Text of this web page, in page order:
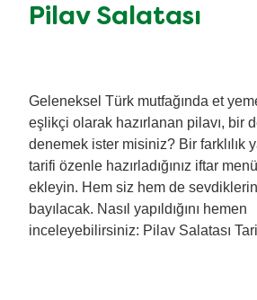
Pilav Salatası
Geleneksel Türk mutfağında et
eşlikçi olarak hazırlanan pilavı, bir
denemek ister misiniz? Bir farklılık
tarifi özenle hazırladığınız iftar
ekleyin. Hem siz hem de
bayılacak. Nasıl yapıldığını hemen
inceleyebilirsiniz: Pilav Salatası